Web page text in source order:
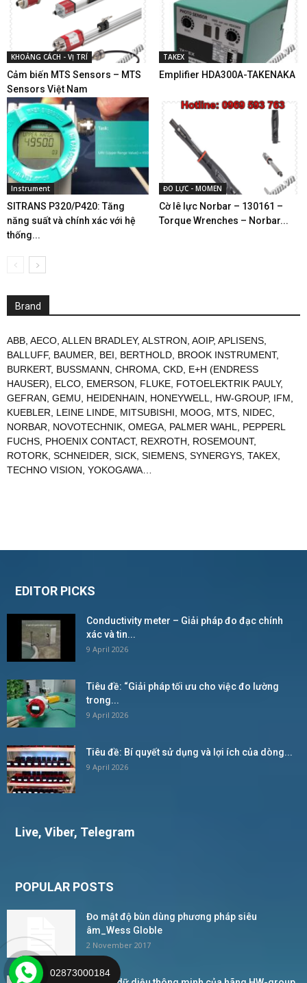
KHOẢNG CÁCH - VỊ TRÍ
Cảm biến MTS Sensors – MTS
Sensors Việt Nam
TAKEX
Emplifier HDA300A-TAKENAKA
Instrument
SITRANS P320/P420: Tăng
năng suất và chính xác với hệ
thống...
ĐO LỰC - MOMEN
Cờ lê lực Norbar – 130161 –
Torque Wrenches – Norbar...
Brand
ABB, AECO, ALLEN BRADLEY, ALSTRON, AOIP, APLISENS,
BALLUFF, BAUMER, BEI, BERTHOLD, BROOK INSTRUMENT,
BURKERT, BUSSMANN, CHROMA, CKD, E+H (ENDRESS
HAUSER), ELCO, EMERSON, FLUKE, FOTOELEKTRIK PAULY,
GEFRAN, GEMU, HEIDENHAIN, HONEYWELL, HW-GROUP, IFM,
KUEBLER, LEINE LINDE, MITSUBISHI, MOOG, MTS, NIDEC,
NORBAR, NOVOTECHNIK, OMEGA, PALMER WAHL, PEPPERL
FUCHS, PHOENIX CONTACT, REXROTH, ROSEMOUNT,
ROTORK, SCHNEIDER, SICK, SIEMENS, SYNERGYS, TAKEX,
TECHNO VISION, YOKOGAWA…
EDITOR PICKS
Conductivity meter – Giải pháp đo đạc chính
xác và tin...
9 April 2026
Tiêu đề: “Giải pháp tối ưu cho việc đo lường
trong...
9 April 2026
Tiêu đề: Bí quyết sử dụng và lợi ích của dòng...
9 April 2026
Live, Viber, Telegram
POPULAR POSTS
Đo mật độ bùn dùng phương pháp siêu
âm_Wess Globle
2 November 2017
02873000184